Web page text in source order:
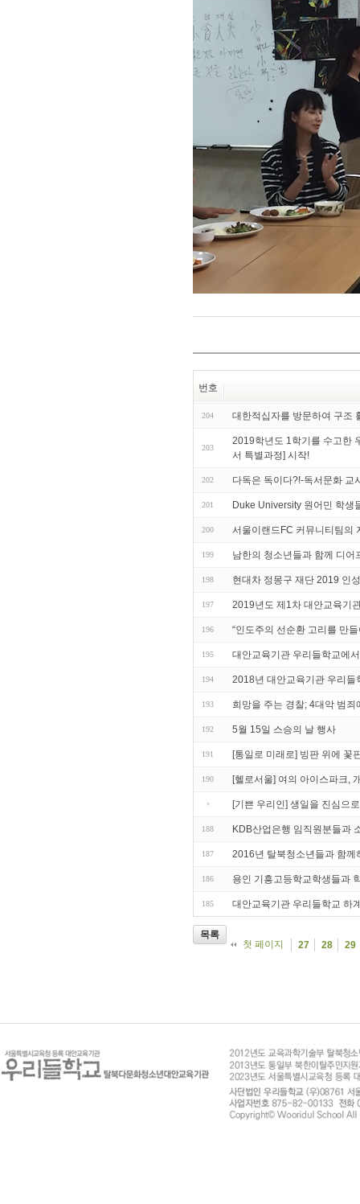
번호
204 대한적십자를 방문하여 구조
203
2019학년도 1학기를 수고한
서 특별과정] 시작!
202 다독은 독이다?!-독서문화 교
201 Duke University 원어민 학생
200 서울이랜드FC 커뮤니티팀의
199 남한의 청소년들과 함께 디
198 현대차 정몽구 재단 2019 인
197 2019년도 제1차 대안교육기
196 “인도주의 선순환 고리를 만
195 대안교육기관 우리들학교에
194 2018년 대안교육기관 우리들
193 희망을 주는 경찰; 4대악 범죄
192 5월 15일 스승의 날 행사
191 [통일로 미래로] 빙판 위에 꽃
190 [헬로서울] 여의 아이스파크,
[기쁜 우리인] 생일을 진심으
188 KDB산업은행 임직원분들과
187 2016년 탈북청소년들과 함께
186 용인 기흥고등학교학생들과
185 대안교육기관 우리들학교 하
목록
첫 페이지
27 28 29